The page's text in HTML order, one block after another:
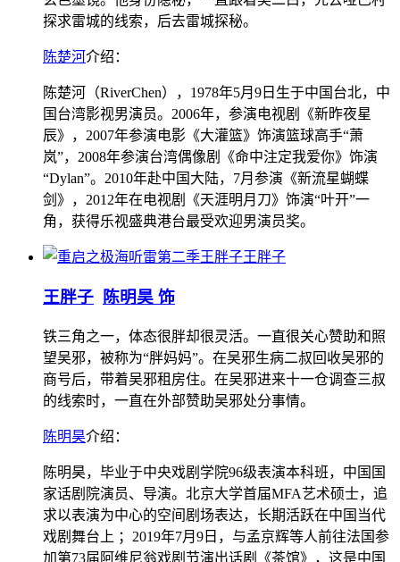
探求雷城的线索，后去雷城探秘。
陈楚河介绍：
陈楚河（RiverChen），1978年5月9日生于中国台北，中
国台湾影视男演员。2006年，参演电视剧《新昨夜星
辰》，2007年参演电影《大灌篮》饰演篮球高手“萧
岚”，2008年参演台湾偶像剧《命中注定我爱你》饰演
“Dylan”。2010年赴中国大陆，7月参演《新流星蝴蝶
剑》，2012年在电视剧《天涯明月刀》饰演“叶开”一
角，获得乐视盛典港台最受欢迎男演员奖。
王胖子
王胖子 陈明昊 饰
铁三角之一，体态很胖却很灵活。一直很关心赞助和照
望吴邪，被称为“胖妈妈”。在吴邪生病二叔回收吴邪的
商号后，带着吴邪租房住。在吴邪进来十一仓调查三叔
的线索时，一直在外部赞助吴邪处分事情。
陈明昊介绍：
陈明昊，毕业于中央戏剧学院96级表演本科班，中国国
家话剧院演员、导演。北京大学首届MFA艺术硕士，追
求以表演为中心的空间剧场表达，长期活跃在中国当代
戏剧舞台上 ；2019年7月9日，与孟京辉等人前往法国参
加第73届阿维尼翁戏剧节演出话剧《茶馆》，这是中国